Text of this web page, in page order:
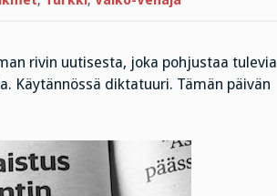
rivin uutisesta, joka pohjustaa tulevia
Käytännössä diktatuuri. Tämän päivän